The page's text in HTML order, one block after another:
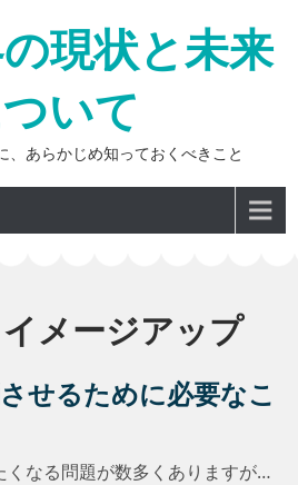
現状と未来
いて
、あらかじめ知っておくべきこと
イメージアップ
せるために必要なこ
くなる問題が数多くありますが…